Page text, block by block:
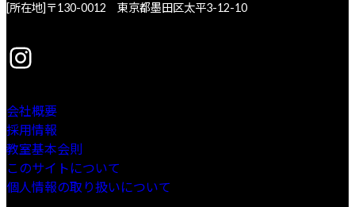
[所在地]〒130-0012 東京都墨田区太平3-12-10
Instagram
会社概要
採用情報
教室基本会則
このサイトについて
個人情報の取り扱いについて